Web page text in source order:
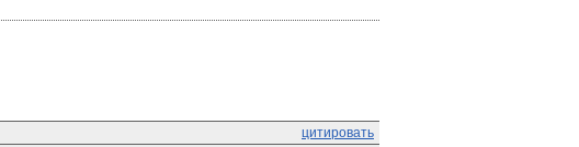
цитировать